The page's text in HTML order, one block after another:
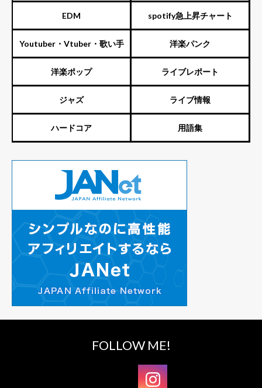
EDM spotify急上昇チャート
Youtuber・Vtuber・歌い手 洋楽パンク
洋楽ポップ ライブレポート
ジャズ ライブ情報
ハードコア 用語集
FOLLOW ME!